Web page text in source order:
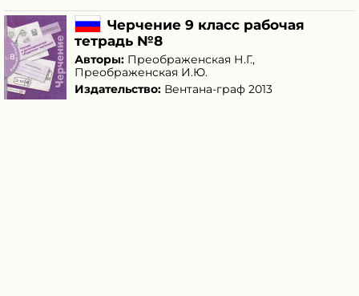
Черчение 9 класс рабочая
тетрадь №8
Авторы: Преображенская Н.Г.,
Преображенская И.Ю.
Издательство: Вентана-граф 2013